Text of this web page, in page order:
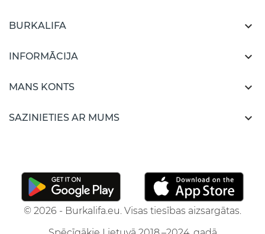
BURKALIFA 
INFORMĀCIJA 
MANS KONTS 
SAZINIETIES AR MUMS 
© 2026 - Burkalifa.eu. Visas tiesības aizsargātas.